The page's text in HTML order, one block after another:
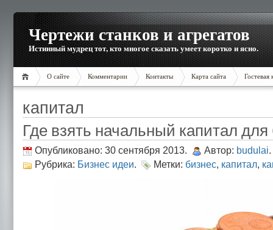
Чертежи станков и агрегатов
Истинный мудрец тот, кто многое сказать умеет коротко и ясно.
О сайте Комментарии Контакты Карта сайта Гостевая
капитал
Где взять начальный капитал для
Опубликовано: 30 сентября 2013. Автор: budulai.
Рубрика: Бизнес идеи. Метки: бизнес, капитал,